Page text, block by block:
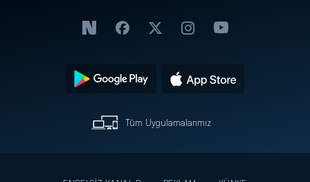
Tüm Uygulamalarımız